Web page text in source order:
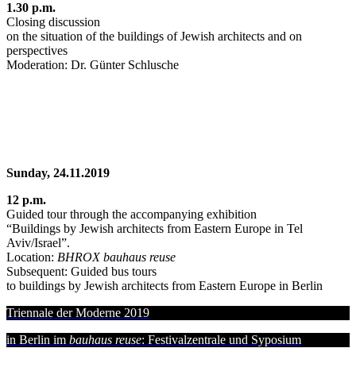
1.30 p.m.
Closing discussion
on the situation of the buildings of Jewish architects and on
perspectives
Moderation: Dr. Günter Schlusche
Sunday, 24.11.2019
12 p.m.
Guided tour through the accompanying exhibition
“Buildings by Jewish architects from Eastern Europe in Tel
Aviv/Israel”.
Location: BHROX bauhaus reuse
Subsequent: Guided bus tours
to buildings by Jewish architects from Eastern Europe in Berlin
Triennale der Moderne 2019
in Berlin im bauhaus reuse: Festivalzentrale und Syposium